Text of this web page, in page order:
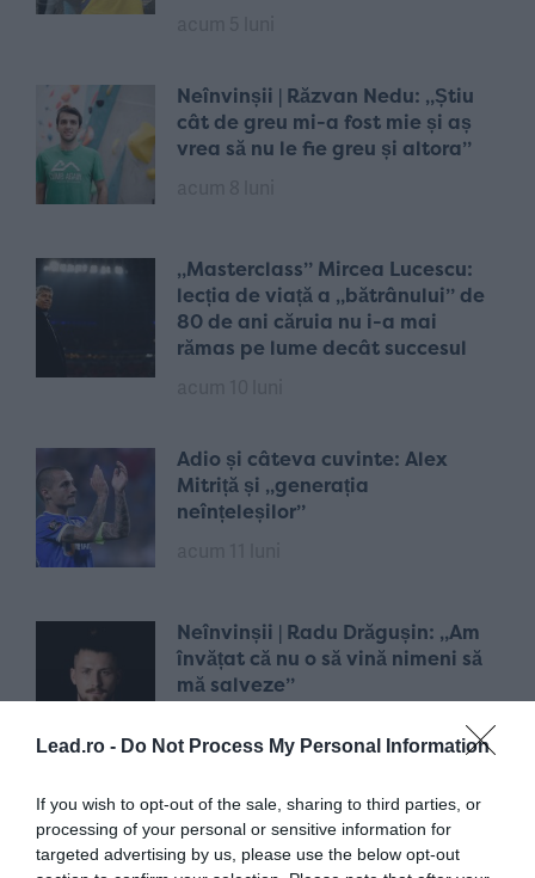
Lead.ro - Do Not Process My Personal Information
If you wish to opt-out of the sale, sharing to third parties, or
processing of your personal or sensitive information for
targeted advertising by us, please use the below opt-out
Neînvinșii | Răzvan Nedu: „Știu
cât de greu mi-a fost mie și aș
vrea să nu le fie greu și altora”
„Masterclass” Mircea Lucescu:
lecția de viață a „bătrânului” de
80 de ani căruia nu i-a mai
rămas pe lume decât succesul
Adio și câteva cuvinte: Alex
Mitriță și „generația
neînțeleșilor”
Neînvinșii | Radu Drăgușin: „Am
învățat că nu o să vină nimeni să
mă salveze”